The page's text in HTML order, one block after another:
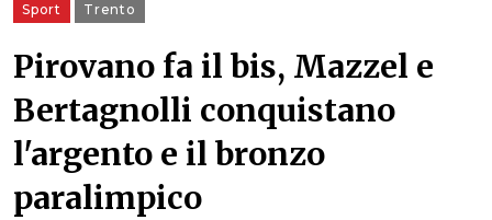
Sport Trento
Pirovano fa il bis, Mazzel e
Bertagnolli conquistano
l'argento e il bronzo
paralimpico